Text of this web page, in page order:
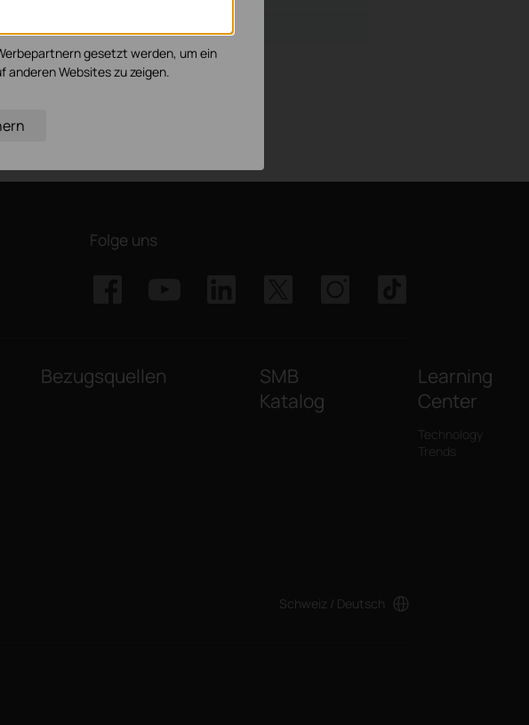
Folge uns
Bezugsquellen
SMB
Katalog
Learning
Center
Technology
Trends
Schweiz / Deutsch
gesetzt werden, um ein
anderen Websites zu zeigen.